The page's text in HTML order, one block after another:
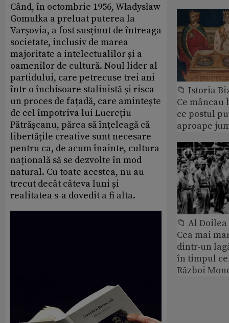
Când, în octombrie 1956, Władysław
Gomułka a preluat puterea la
Varșovia, a fost susținut de întreaga
societate, inclusiv de marea
majoritate a intelectualilor și a
oamenilor de cultură. Noul lider al
partidului, care petrecuse trei ani
într-o închisoare stalinistă și risca
un proces de fațadă, care amintește
de cel împotriva lui Lucrețiu
Pătrășcanu, părea să înțeleagă că
libertățile creative sunt necesare
pentru ca, de acum înainte, cultura
națională să se dezvolte în mod
natural. Cu toate acestea, nu au
trecut decât câteva luni și
realitatea s-a dovedit a fi alta.
📁 Istoria
Ce
ce postul
aproape
📁 Al
Cea mai
dintr-un
în timpul
Război